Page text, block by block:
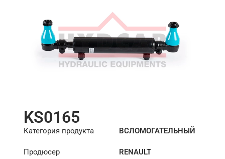
KS0165
Категория продукта
ВСЛОМОГАТЕЛЬНЫЙ
УПРАВЛЕНИЯ
Продюсер RENAULT